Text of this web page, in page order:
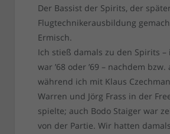
Der Bassist der Spirits, der
Flugtechnikerausbildung
Ermisch.
Ich stieß damals zu den Spirits –
war ’68 oder ’69 – nachdem
während ich mit Klaus
Warren und Jörg Frass in der
spielte; auch Bodo Staiger war
von der Partie. Wir hatten